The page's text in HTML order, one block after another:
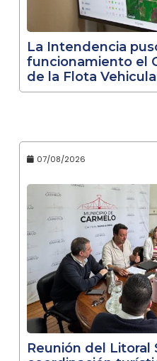
La Intendencia
funcionamiento el
de la Flota
07/08/2026
Reunión del Litoral